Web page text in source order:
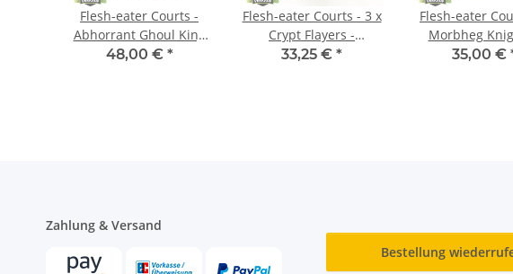
Flesh-eater Courts -
Abhorrant Ghoul King
on Royal Terrorgheist -
48,00 € *
Flesh-eater Courts - 3 x
Crypt Flayers -
unbemalt
33,25 € *
Flesh-eater
Morbheg
unbemalt
35,00 €
Zahlung & Versand
Bestellung